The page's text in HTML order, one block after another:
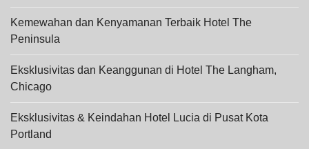
Kemewahan dan Kenyamanan Terbaik Hotel The
Peninsula
Eksklusivitas dan Keanggunan di Hotel The Langham,
Chicago
Eksklusivitas & Keindahan Hotel Lucia di Pusat Kota
Portland